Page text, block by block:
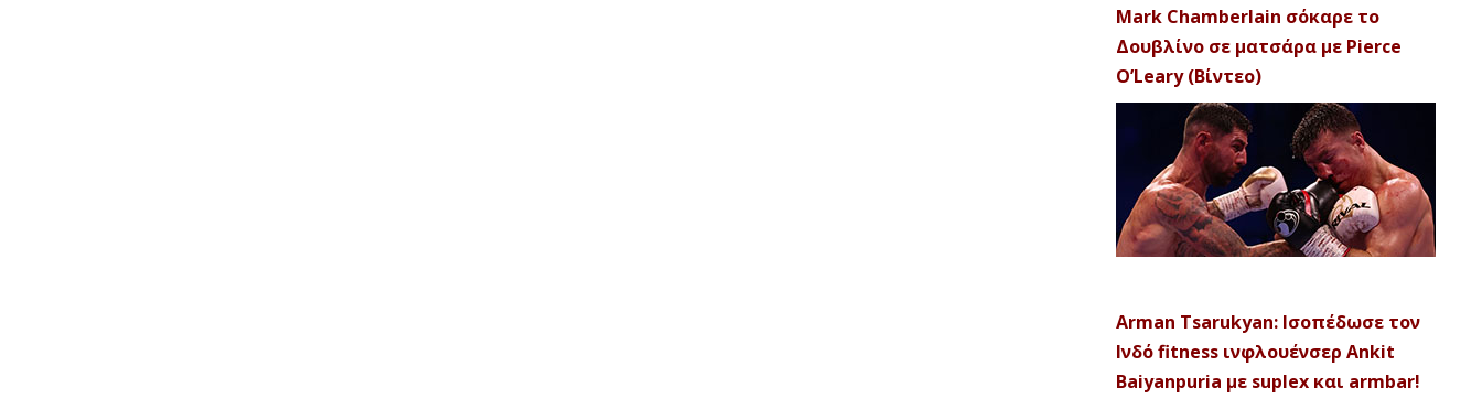
Mark Chamberlain σόκαρε το
Δουβλίνο σε ματσάρα με Pierce
O’Leary (Βίντεο)
Arman Tsarukyan: Ισοπέδωσε τον
Ινδό fitness ινφλουένσερ Ankit
Baiyanpuria με suplex και armbar!